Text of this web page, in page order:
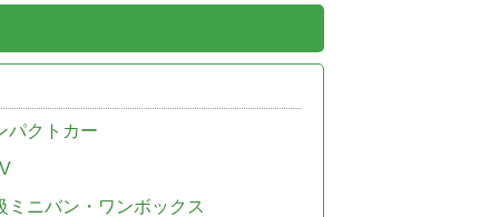
パクトカー
ミニバン・ワンボックス